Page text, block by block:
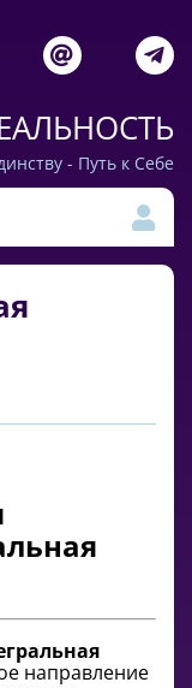
- Путь к Себе
направление